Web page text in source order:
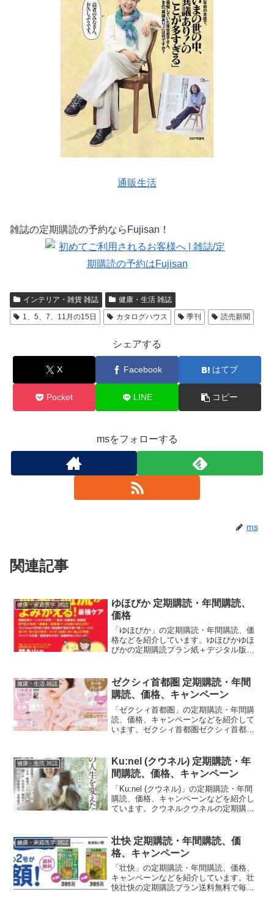
通販生活
雑誌の定期購読の予約ならFujisan！
インテリア・雑貨 雑誌
健康・生活 雑誌
1、5、7、11月の15日
カタログハウス 季刊 読売新聞
シェアする
X Facebook はてブ
Pocket LINE コピー
msをフォローする
ms
関連記事
健康・家庭医学 雑誌
ゆほびか 定期購読・年間購読、
価格
「ゆほびか」の定期購読・年間購読、価
格などを紹介しています。ゆほびかゆほ
びかの定期購読プラン紙＋デジタル版
分の合計額 最新号は797円割引： 89...
健康・生活 雑誌
ゼクシィ首都圏 定期購読・年間
購読、価格、キャンペーン
「ゼクシィ首都圏」の定期購読・年間購
読、価格、キャンペーンなどを紹介して
います。ゼクシィ首都圏ゼクシィ首都圏
新号は300円送料： 無料3ヶ月 (3冊)参考
１冊定...
健康・生活 雑誌
Ku:nel (クウネル) 定期購読・年
間購読、価格、キャンペーン
「Ku:nel (クウネル)」の定期購読・年間
購読、価格、キャンペーンなどを紹介し
ています。クウネルクウネルの定期購読
【10%OFF】月額払い最新号: 980円 →
882円...
健康・家庭医学 雑誌
壮快 定期購読・年間購読、価
格、キャンペーン
「壮快」の定期購読・年間購読、価格、
キャンペーンなどを紹介しています。壮
快壮快の定期購読プラン送料無料で毎号